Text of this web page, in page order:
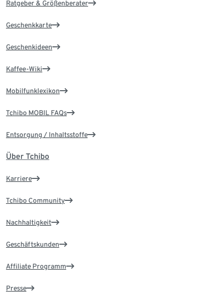
Ratgeber & Größenberater
Geschenkkarte
Geschenkideen
Kaffee-Wiki
Mobilfunklexikon
Tchibo MOBIL FAQs
Entsorgung / Inhaltsstoffe
Über Tchibo
Karriere
Tchibo Community
Nachhaltigkeit
Geschäftskunden
Affiliate Programm
Presse